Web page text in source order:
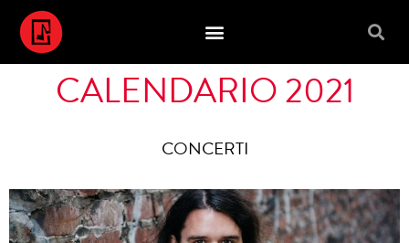
CALENDARIO 2021
CONCERTI